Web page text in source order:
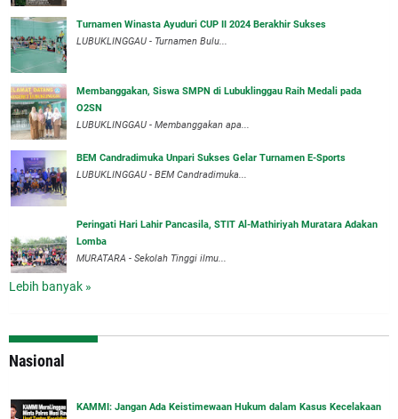
Turnamen Winasta Ayuduri CUP II 2024 Berakhir Sukses
LUBUKLINGGAU - Turnamen Bulu...
Membanggakan, Siswa SMPN di Lubuklinggau Raih Medali pada
O2SN
LUBUKLINGGAU - Membanggakan apa...
BEM Candradimuka Unpari Sukses Gelar Turnamen E-Sports
LUBUKLINGGAU - BEM Candradimuka...
Peringati Hari Lahir Pancasila, STIT Al-Mathiriyah Muratara Adakan
Lomba
MURATARA - Sekolah Tinggi ilmu...
Lebih banyak »
Nasional
‎KAMMI: Jangan Ada Keistimewaan Hukum dalam Kasus Kecelakaan